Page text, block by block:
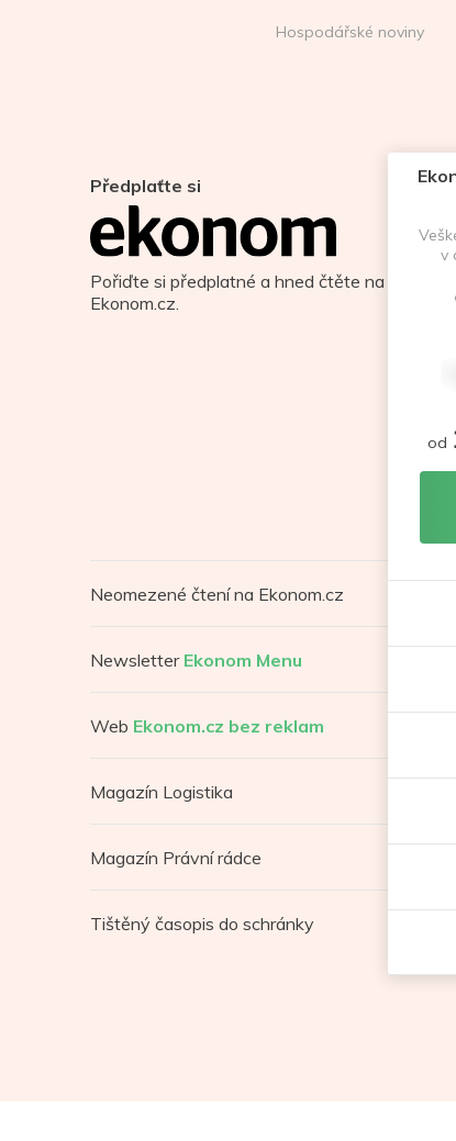
Hospodářské noviny
Předplaťte si
Pořiďte si předplatné a hned čtěte na
Ekonom.cz.
Neomezené čtení na Ekonom.cz
Newsletter Ekonom Menu
Web Ekonom.cz bez reklam
Magazín Logistika
Magazín Právní rádce
Tištěný časopis do schránky
v
od